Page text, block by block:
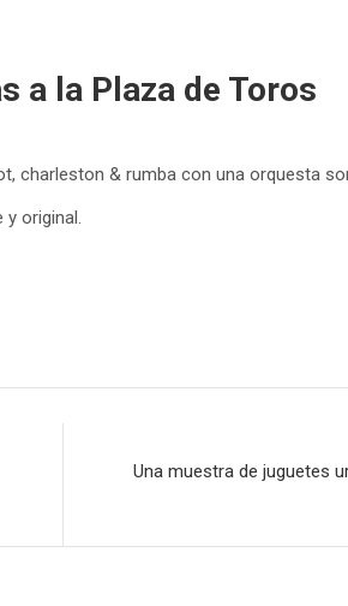
a la Plaza de Toros
charleston & rumba con una orquesta
y original.
Una muestra de juguetes